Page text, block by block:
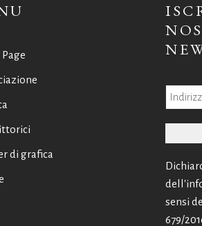
di grafica
sensi
679/